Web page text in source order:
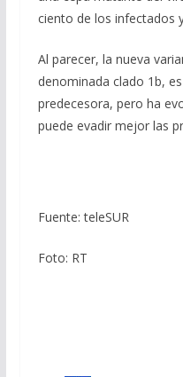
ciento de los infectados
Al parecer, la nueva
denominada clado 1b,
predecesora, pero ha
puede evadir mejor las
Fuente: teleSUR
Foto: RT